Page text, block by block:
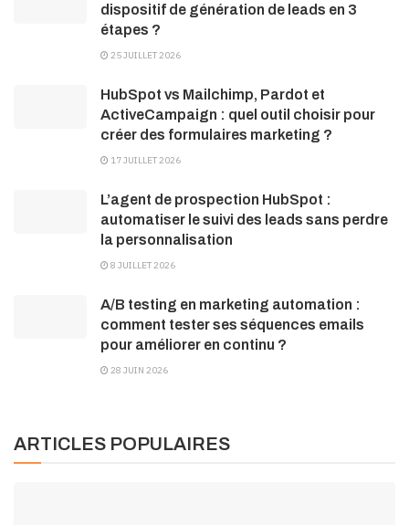
dispositif de génération de leads en 3
étapes ?
25 JUILLET 2026
HubSpot vs Mailchimp, Pardot et
ActiveCampaign : quel outil choisir pour
créer des formulaires marketing ?
17 JUILLET 2026
L’agent de prospection HubSpot :
automatiser le suivi des leads sans perdre
la personnalisation
8 JUILLET 2026
A/B testing en marketing automation :
comment tester ses séquences emails
pour améliorer en continu ?
28 JUIN 2026
ARTICLES POPULAIRES